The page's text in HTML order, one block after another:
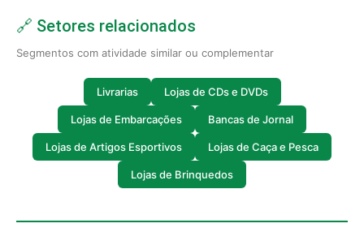
🔗 Setores relacionados
Segmentos com atividade similar ou complementar
Livrarias Lojas de CDs e DVDs
Lojas de Embarcações Bancas de Jornal
Lojas de Artigos Esportivos Lojas de Caça e Pesca
Lojas de Brinquedos